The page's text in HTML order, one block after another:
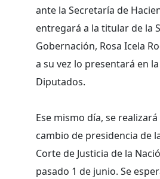
ante la Secretaría de
entregará a la titular de la
Gobernación, Rosa Icela
a su vez lo presentará en
Diputados.
Ese mismo día, se
cambio de presidencia de
Corte de Justicia de la
pasado 1 de junio. Se